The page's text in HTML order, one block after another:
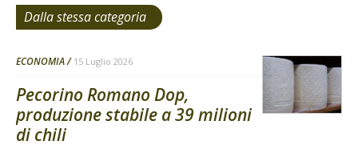
Dalla stessa categoria
ECONOMIA 15 Luglio 2026
Pecorino Romano Dop,
produzione stabile a 39 milioni
di chili